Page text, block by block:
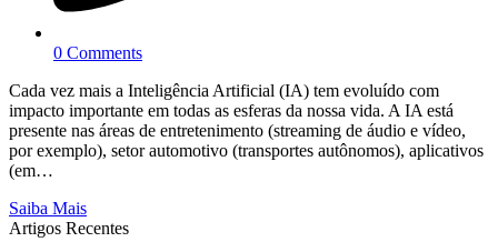
0 Comments
Cada vez mais a Inteligência Artificial (IA) tem evoluído com
impacto importante em todas as esferas da nossa vida. A IA está
presente nas áreas de entretenimento (streaming de áudio e vídeo,
por exemplo), setor automotivo (transportes autônomos), aplicativos
(em…
Saiba Mais
Artigos Recentes